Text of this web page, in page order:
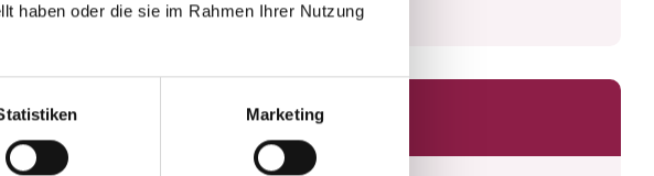
haben oder die sie im Rahmen Ihrer Nutzung
Marketing